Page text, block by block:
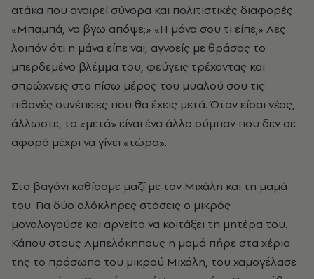
ατάκα που αναιρεί σύνορα και πολιτιστικές διαφορές.
«Μπαμπά, να βγω απόψε;» «Η μάνα σου τι είπε;» Λες
λοιπόν ότι η μάνα είπε ναι, αγνοείς με θράσος το
μπερδεμένο βλέμμα του, φεύγεις τρέχοντας και
σπρώχνεις στο πίσω μέρος του μυαλού σου τις
πιθανές συνέπειες που θα έχεις μετά. Όταν είσαι νέος,
άλλωστε, το «μετά» είναι ένα άλλο σύμπαν που δεν σε
αφορά μέχρι να γίνει «τώρα».
Στο βαγόνι καθίσαμε μαζί με τον Μιχάλη και τη μαμά
του. Για δύο ολόκληρες στάσεις ο μικρός
μονολογούσε και αρνείτο να κοιτάξει τη μητέρα του.
Κάπου στους Αμπελόκηπους η μαμά πήρε στα χέρια
της το πρόσωπο του μικρού Μιχάλη, του χαμογέλασε